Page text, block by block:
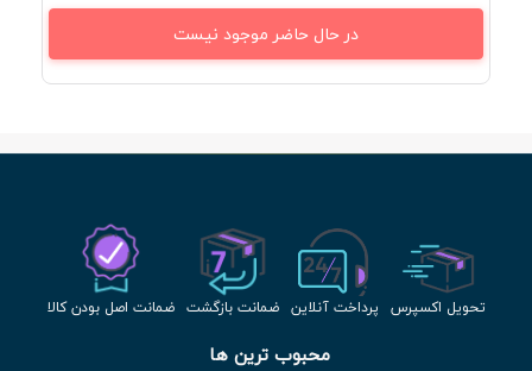
در حال حاضر موجود نیست
تحویل اکسپرس پرداخت آنلاین ضمانت بازگشت ضمانت اصل بودن کالا
محبوب ترین ها